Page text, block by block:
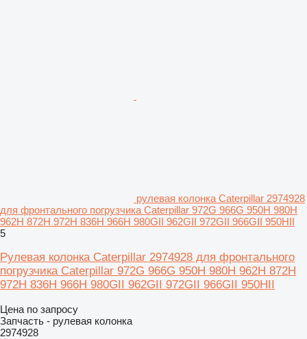
рулевая колонка Caterpillar 2974928
для фронтального погрузчика Caterpillar 972G 966G 950H 980H
962H 872H 972H 836H 966H 980GII 962GII 972GII 966GII 950HII
5
Рулевая колонка Caterpillar 2974928 для фронтального
погрузчика Caterpillar 972G 966G 950H 980H 962H 872H
972H 836H 966H 980GII 962GII 972GII 966GII 950HII
Цена по запросу
Запчасть - рулевая колонка
2974928